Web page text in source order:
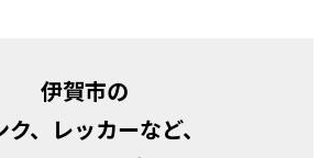
伊賀市の
ク、レッカーなど、